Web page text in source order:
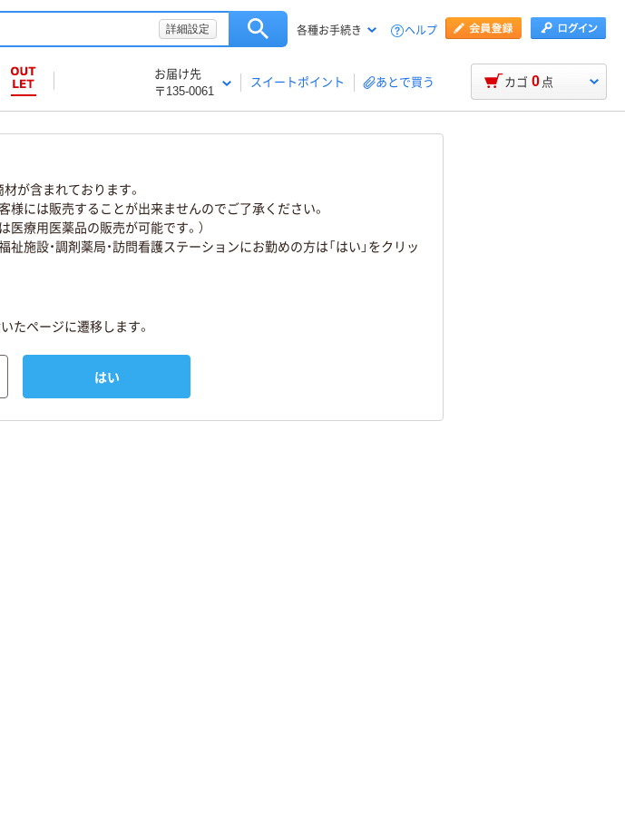
詳細設定 各種お手続き ヘルプ
お届け先
〒135-0061
スイートポイント あとで買う カゴ 0 点
が含まれております。
様には販売することが出来ませんのでご了承ください。
医療用医薬品の販売が可能です。）
祉施設・調剤薬局・訪問看護ステーションにお勤めの方は「はい」をクリッ
たページに遷移します。
はい